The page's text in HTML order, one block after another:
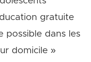
gratuite
possible dans les
domicile »